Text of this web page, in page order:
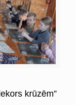
krūzēm”